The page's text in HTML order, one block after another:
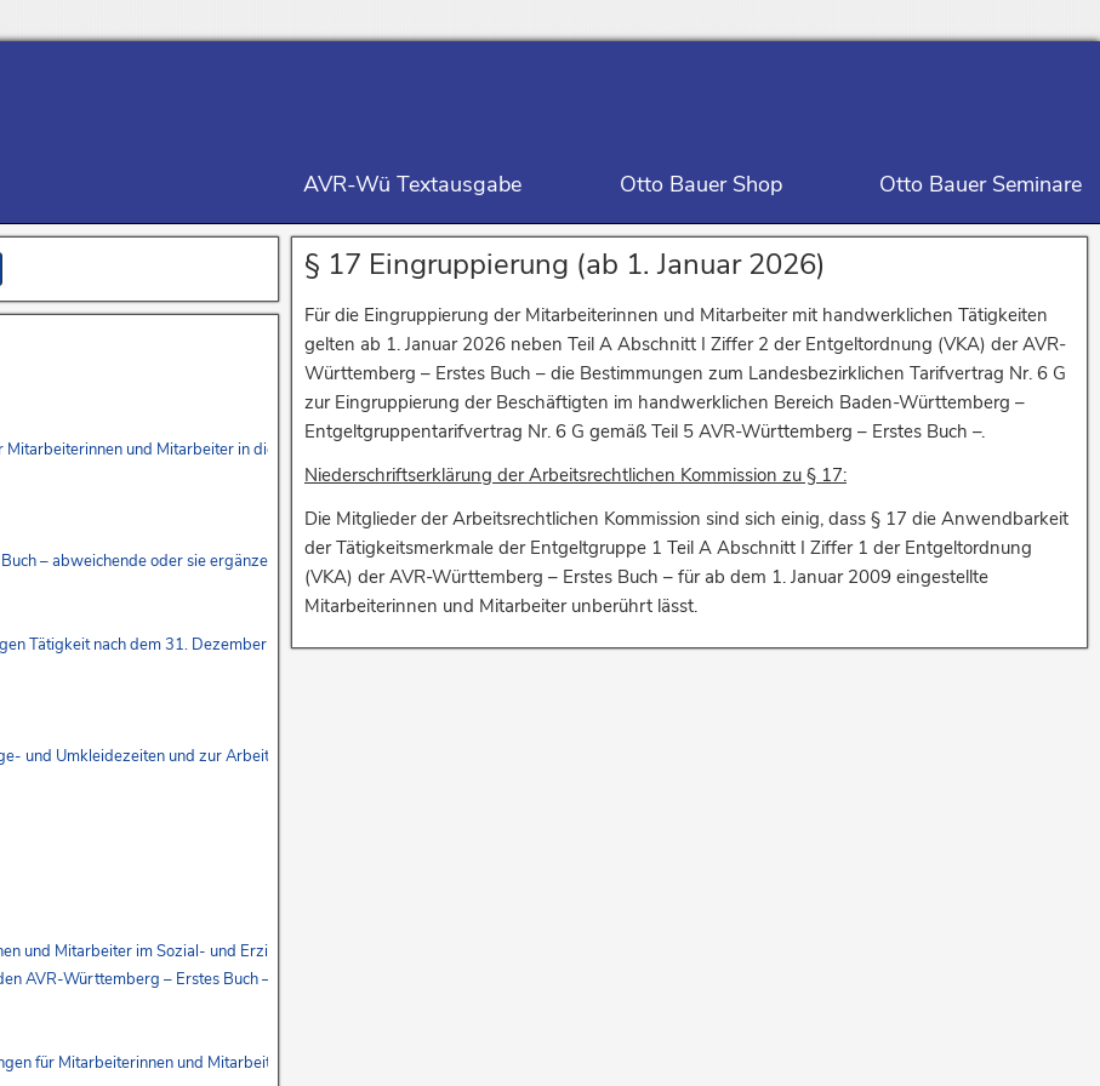
AVR-Wü Textausgabe Otto Bauer Shop Otto Bauer Seminare
§ 17 Eingruppierung (ab 1. Januar 2026)
Für die Eingruppierung der Mitarbeiterinnen und Mitarbeiter mit handwerklichen Tätigkeiten
gelten ab 1. Januar 2026 neben Teil A Abschnitt I Ziffer 2 der Entgeltordnung (VKA) der AVR-
Württemberg – Erstes Buch – die Bestimmungen zum Landesbezirklichen Tarifvertrag Nr. 6 G
zur Eingruppierung der Beschäftigten im handwerklichen Bereich Baden-Württemberg –
Entgeltgruppentarifvertrag Nr. 6 G gemäß Teil 5 AVR-Württemberg – Erstes Buch –.
Niederschriftserklärung der Arbeitsrechtlichen Kommission zu § 17:
Die Mitglieder der Arbeitsrechtlichen Kommission sind sich einig, dass § 17 die Anwendbarkeit
der Tätigkeitsmerkmale der Entgeltgruppe 1 Teil A Abschnitt I Ziffer 1 der Entgeltordnung
(VKA) der AVR-Württemberg – Erstes Buch – für ab dem 1. Januar 2009 eingestellte
Mitarbeiterinnen und Mitarbeiter unberührt lässt.
und Mitarbeiter in die AVR-Württemberg – Erstes Buch – und zur Regelung des Übergangsrechts (Seite 263)
– abweichende oder sie ergänzende Bestimmungen
Tätigkeit nach dem 31. Dezember 2008 (bis zum 31. Dezember 2025)
und Umkleidezeiten und zur Arbeitszeit von Mitarbeiterinnen und Mitarbeiter gemäß § 18 Abs. 1 Nr. 3 ArbZG
und Mitarbeiter im Sozial- und Erziehungsdienst
AVR-Württemberg – Erstes Buch – und weitere Regelungen
für Mitarbeiterinnen und Mitarbeiter, die unter den Geltungsbereich des Teils 3.2 der AVR-Württemberg/I – Besonderer Teil Krankenhäuser